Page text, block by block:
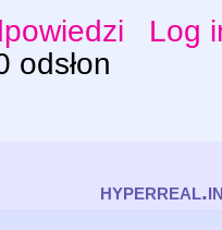
wieczności
Log
odsłon